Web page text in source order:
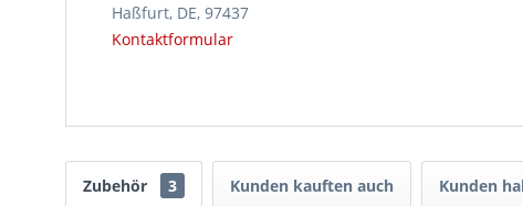
Haßfurt, DE, 97437
Kontaktformular
Zubehör 3 Kunden kauften auch Kunden